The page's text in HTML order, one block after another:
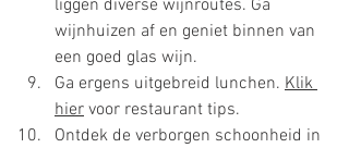
liggen diverse wijnroutes. Ga
wijnhuizen af en geniet binnen van
een goed glas wijn.
Ga ergens uitgebreid lunchen. Klik
hier voor restaurant tips.
Ontdek de verborgen schoonheid in